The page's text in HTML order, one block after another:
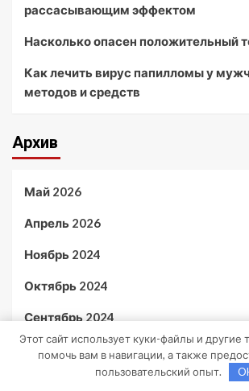
рассасывающим эффектом
Насколько опасен положительный
Как лечить вирус папилломы у
методов и средств
Архив
Май 2026
Апрель 2026
Ноябрь 2024
Октябрь 2024
Сентябрь 2024
Этот сайт использует куки-файлы и другие
помочь вам в навигации, а также
пользовательский опыт.